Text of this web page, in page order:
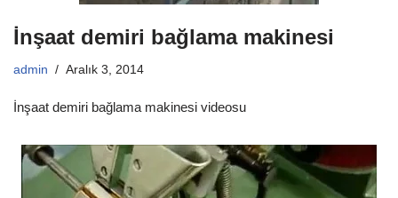
İnşaat demiri bağlama makinesi
admin Aralık 3, 2014
İnşaat demiri bağlama makinesi videosu